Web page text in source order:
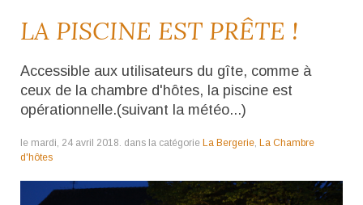
LA PISCINE EST PRÊTE !
Accessible aux utilisateurs du gîte, comme à
ceux de la chambre d'hôtes, la piscine est
opérationnelle.(suivant la météo...)
le mardi, 24 avril 2018. dans la catégorie La Bergerie, La Chambre
d'hôtes